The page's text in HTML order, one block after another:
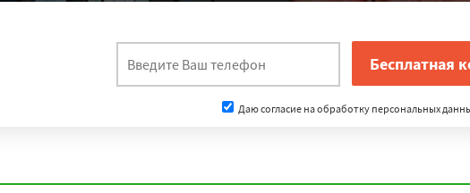
Даю согласие на обработку персональных